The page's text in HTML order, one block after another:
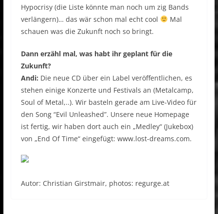
Hypocrisy (die Liste könnte man noch um zig Bands
verlängern)… das wär schon mal echt cool
Mal
schauen was die Zukunft noch so bringt.
Dann erzähl mal, was habt ihr geplant für die
Zukunft?
Andi: Die neue CD über ein Label veröffentlichen, es
stehen einige Konzerte und Festivals an (Metalcamp,
Soul of Metal,..). Wir basteln gerade am Live-Video für
den Song “Evil Unleashed”. Unsere neue Homepage
ist fertig, wir haben dort auch ein „Medley“ (Jukebox)
von „End Of Time“ eingefügt: www.lost-dreams.com.
Autor: Christian Girstmair, photos: regurge.at